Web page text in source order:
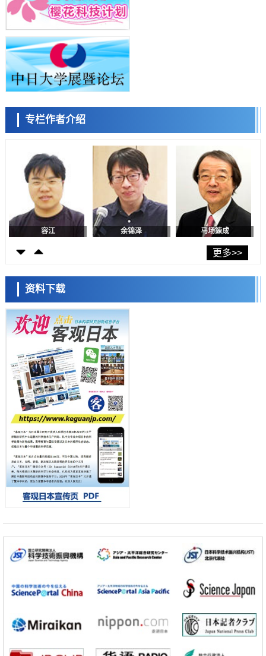
授专访
科学研究
庆应义塾大学阐明脑内“游击手”小胶质细胞包裹保护受损神经细胞的机
制，有望用于开发阿尔茨海默病等疾病疗法
科学研究
日本东北大学与横滨橡胶全球首次从纳米尺度揭示橡胶—黄铜粘接界面
劣化抑制机制，为提升轮胎安全性与耐久性的材料设计开辟道路
科学研究
近畿大学等发现植物染料“日本茜”的红色成分可抑制老化与炎症，有望
科学研究
群马大学开发针对难治性癫痫的新型基因疗法，利用超小型GAD67启动
子抑制发作
九州大学揭示夜间眼压升高机制：两种激素波动叠加所致
科学研究
东京都产技研采用新手法开发出可稳定工作至300℃的介电材料，已验
证电容器可在汽车发动机等高温环境下工作
经济・社会
日本生成式AI使用者占比一年内翻倍，但与中美德仍有较大差距
政策
日本修订首都直下型地震紧急对策：目标为死亡人数至少减半，重点强
福井大学发现细胞记忆过往并抑制反应的机制，阐明即便DNA相同反应
迥异之谜
科学研究
神户大学确认口服癌症疫苗B440单药给药的安全性，在转移性尿路上皮
癌患者中开展临床试验
政策
日本发布《令和8年版科学技术与创新白皮书》，解读第七期基本计划
首年度政策方向
科学研究
东京大学发现可诱导细胞死亡的新型信使物质
科学研究
东京都健康长寿医疗中心跨器官揭示衰老过程中的糖链变化
科学研究
产总研无需石油利用松脂制备石墨前驱体，可作为电池电极材料
政策
日本内阁会议通过《2026年综合创新战略》，将统筹推进科学研究与成
果转化
科学研究
苍白球外节部体积增大
科学研究
化，研发出面向单细胞质谱成像的新技术
科学研究
科学研究
产总研无需石油利用松脂制备石墨前驱体，可作为电池电极材料
专栏作者介绍
小岩井忠道
陈小牧 李鸥 安宁
容江 余锦泽 马场錬成
日本科学未来馆 科学交
流员
小岩井忠道 泷川 进
更多>>
资料下载